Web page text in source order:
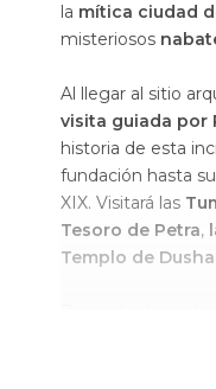
la mítica ciudad
misteriosos
Al llegar al sitio
visita guiada por
historia de esta
fundación hasta
XIX. Visitará las
Tesoro de Petra,
Templo de
Después de